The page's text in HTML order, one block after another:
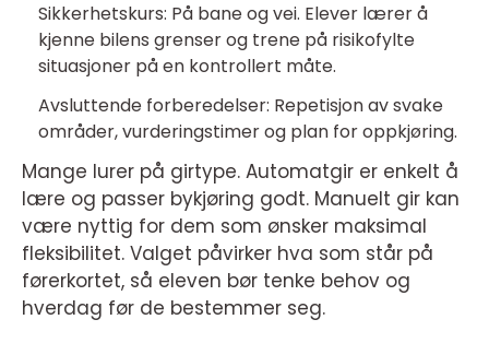
Sikkerhetskurs: På bane og vei. Elever lærer å
kjenne bilens grenser og trene på risikofylte
situasjoner på en kontrollert måte.
Avsluttende forberedelser: Repetisjon av svake
områder, vurderingstimer og plan for oppkjøring.
Mange lurer på girtype. Automatgir er enkelt å
lære og passer bykjøring godt. Manuelt gir kan
være nyttig for dem som ønsker maksimal
fleksibilitet. Valget påvirker hva som står på
førerkortet, så eleven bør tenke behov og
hverdag før de bestemmer seg.